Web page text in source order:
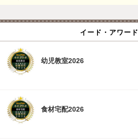
イード・アワード
幼児教室2026
食材宅配2026